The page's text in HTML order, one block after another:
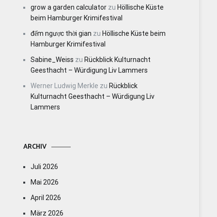
grow a garden calculator zu Höllische Küste
beim Hamburger Krimifestival
đếm ngược thời gian zu Höllische Küste beim
Hamburger Krimifestival
Sabine_Weiss zu Rückblick Kulturnacht
Geesthacht – Würdigung Liv Lammers
Werner Ludwig Merkle zu Rückblick
Kulturnacht Geesthacht – Würdigung Liv
Lammers
ARCHIV
Juli 2026
Mai 2026
April 2026
März 2026